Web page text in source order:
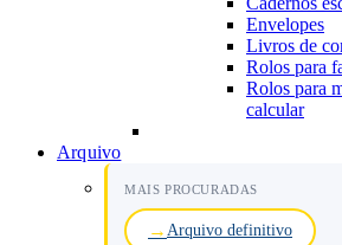
Envelopes
Livros de
Rolos para
Rolos para
calcular
Arquivo
MAIS PROCURADAS
Arquivo definitivo